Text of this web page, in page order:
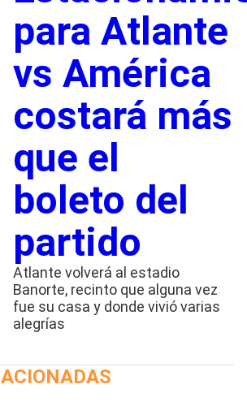
para Atlante
vs América
costará más
que el
boleto del
partido
Atlante volverá al estadio
Banorte, recinto que alguna vez
fue su casa y donde vivió varias
alegrías